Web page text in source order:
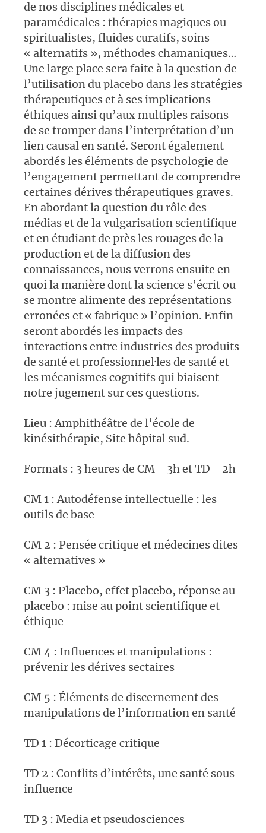
de nos disciplines médicales et
paramédicales : thérapies magiques ou
spiritualistes, fluides curatifs, soins
« alternatifs », méthodes chamaniques…
Une large place sera faite à la question de
l’utilisation du placebo dans les stratégies
thérapeutiques et à ses implications
éthiques ainsi qu’aux multiples raisons
de se tromper dans l’interprétation d’un
lien causal en santé. Seront également
abordés les éléments de psychologie de
l’engagement permettant de comprendre
certaines dérives thérapeutiques graves.
En abordant la question du rôle des
médias et de la vulgarisation scientifique
et en étudiant de près les rouages de la
production et de la diffusion des
connaissances, nous verrons ensuite en
quoi la manière dont la science s’écrit ou
se montre alimente des représentations
erronées et « fabrique » l’opinion. Enfin
seront abordés les impacts des
interactions entre industries des produits
de santé et professionnel·les de santé et
les mécanismes cognitifs qui biaisent
notre jugement sur ces questions.
Lieu : Amphithéâtre de l’école de
kinésithérapie, Site hôpital sud.
Formats : 3 heures de CM = 3h et TD = 2h
CM 1 : Autodéfense intellectuelle : les
outils de base
CM 2 : Pensée critique et médecines dites
« alternatives »
CM 3 : Placebo, effet placebo, réponse au
placebo : mise au point scientifique et
éthique
CM 4 : Influences et manipulations :
prévenir les dérives sectaires
CM 5 : Éléments de discernement des
manipulations de l’information en santé
TD 1 : Décorticage critique
TD 2 : Conflits d’intérêts, une santé sous
influence
TD 3 : Media et pseudosciences